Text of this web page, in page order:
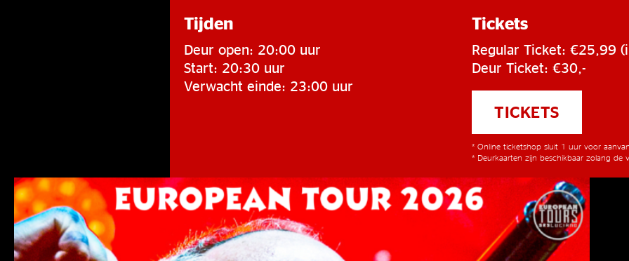
Tijden
Deur open: 20:00 uur
Start: 20:30 uur
Verwacht einde: 23:00 uur
Tickets
Regular Ticket: €25,99
Deur Ticket: €30,-
TICKETS
* Online ticketshop sluit 1 uur voor
* Deurkaarten zijn beschikbaar zolang de